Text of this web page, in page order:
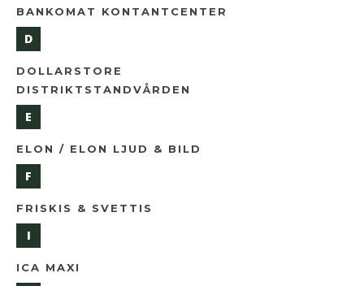
BANKOMAT KONTANTCENTER
D
DOLLARSTORE
DISTRIKTSTANDVÅRDEN
E
ELON / ELON LJUD & BILD
F
FRISKIS & SVETTIS
I
ICA MAXI